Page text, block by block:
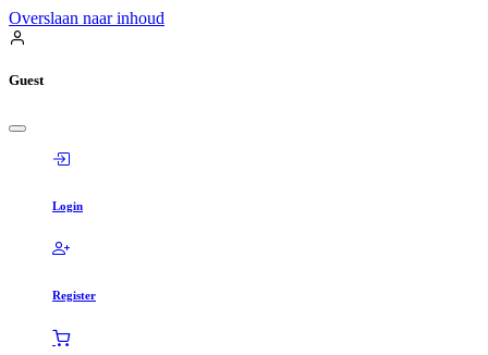
Overslaan naar inhoud
Guest
Login
Register